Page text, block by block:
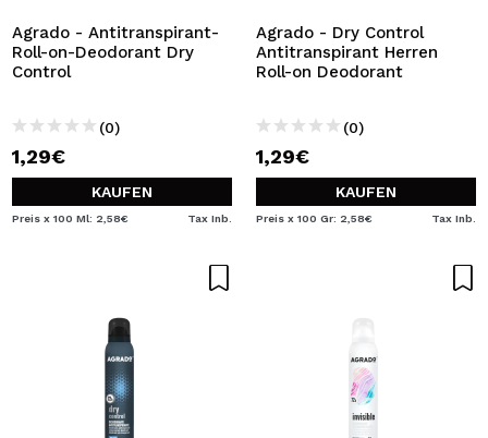
Agrado - Antitranspirant-
Roll-on-Deodorant Dry
Control
(0)
1,29€
KAUFEN
Preis x 100 Ml: 2,58€ Tax Inb.
Agrado - Dry Control
Antitranspirant Herren
Roll-on Deodorant
(0)
1,29€
KAUFEN
Preis x 100 Gr: 2,58€ Tax Inb.